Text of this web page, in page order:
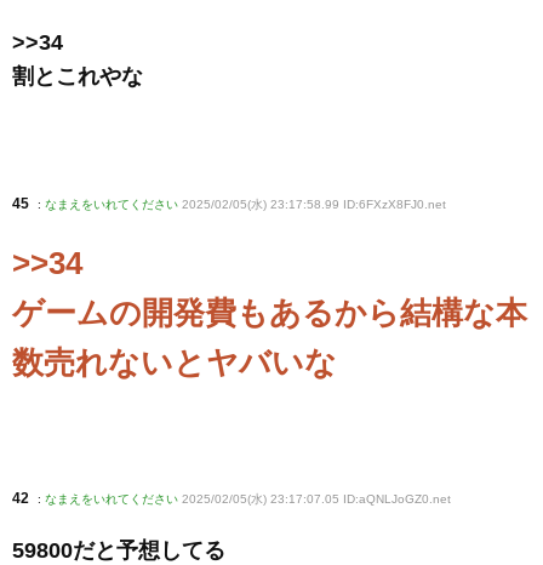
>>34
割とこれやな
45 : なまえをいれてください 2025/02/05(水) 23:17:58.99 ID:6FXzX8FJ0 .net
>>34
ゲームの開発費もあるから結構な本
数売れないとヤバいな
42 : なまえをいれてください 2025/02/05(水) 23:17:07.05 ID:aQNLJoGZ0 .net
59800だと予想してる